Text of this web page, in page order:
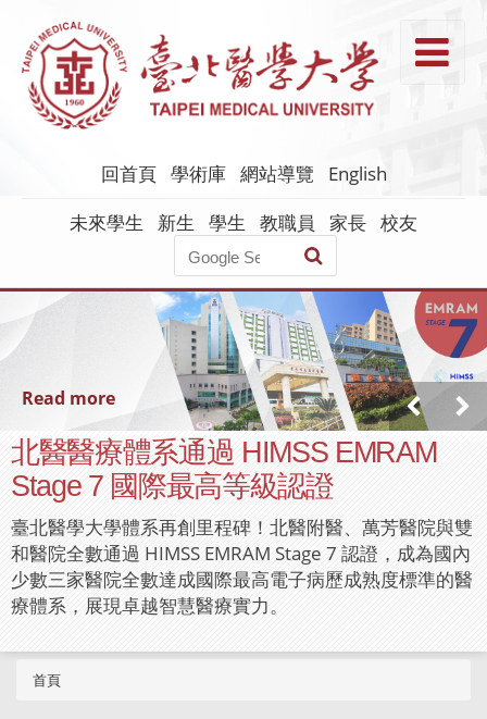
主
要
回首頁 學術庫 網站導覽
English
未來學生
新生 學生 教職員 家長 校友
北醫醫療體系通過 HIMSS EMRAM
Stage 7 國際最高等級認證
臺北醫學大學體系再創里程碑！北醫附醫、萬芳醫院與雙
和醫院全數通過 HIMSS EMRAM Stage 7 認證，成為國內
少數三家醫院全數達成國際最高電子病歷成熟度標準的醫
療體系，展現卓越智慧醫療實力。
Read more
首頁